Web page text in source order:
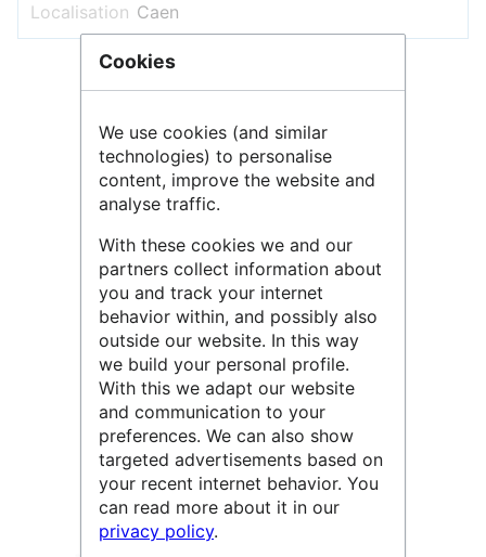
Localisation Caen
+
−
Leaflet| ©OpenStreetMapcontributors
Cookies
We use cookies (and similar
technologies) to personalise
content, improve the website and
analyse traffic.
With these cookies we and our
partners collect information about
you and track your internet
behavior within, and possibly also
outside our website. In this way
we build your personal profile.
With this we adapt our website
and communication to your
preferences. We can also show
targeted advertisements based on
your recent internet behavior. You
can read more about it in our
privacy policy.